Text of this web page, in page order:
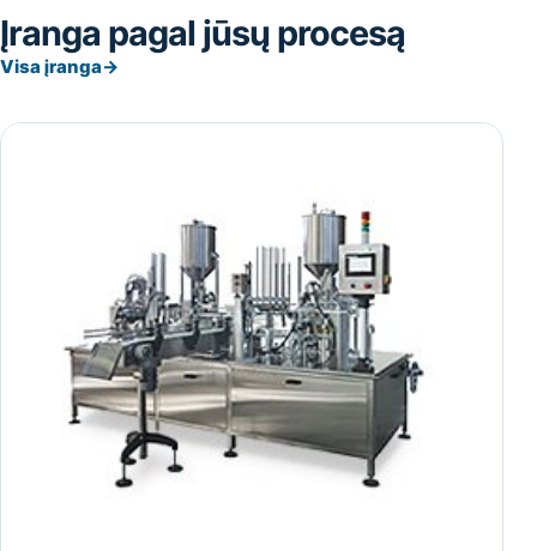
Įranga pagal jūsų procesą
Visa įranga→